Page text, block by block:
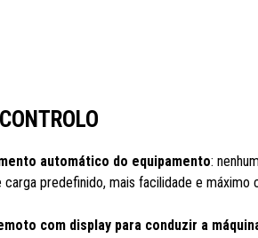
automático do equipamento:
carga predefinido, mais facilidade e máximo
com display para conduzir a